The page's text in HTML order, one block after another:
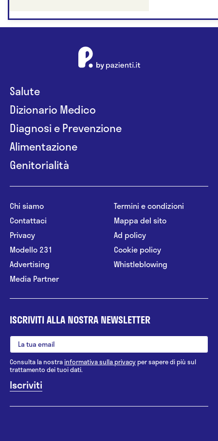
Salute
Dizionario Medico
Diagnosi e Prevenzione
Alimentazione
Genitorialità
Chi siamo
Contattaci
Privacy
Modello 231
Advertising
Media Partner
Termini e condizioni
Mappa del sito
Ad policy
Cookie policy
Whistleblowing
ISCRIVITI ALLA NOSTRA NEWSLETTER
Consulta la nostrainformativa sulla privacy per sapere di più sul
trattamento dei tuoi dati.